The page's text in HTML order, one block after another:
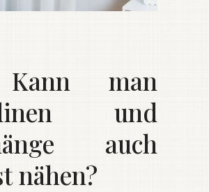
man
und
auch
nähen?